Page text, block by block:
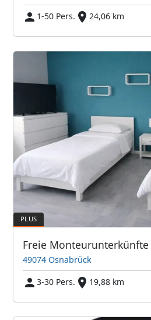
1-50 Pers.
24,06 km
49074 Osnabrück
3-30 Pers.
19,88 km